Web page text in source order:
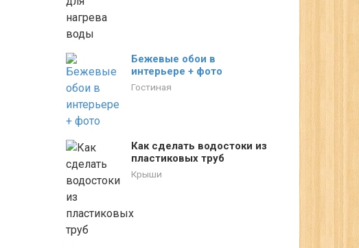
Бежевые обои в
интерьере + фото
Гостиная
Как сделать водостоки из
пластиковых труб
Крыши